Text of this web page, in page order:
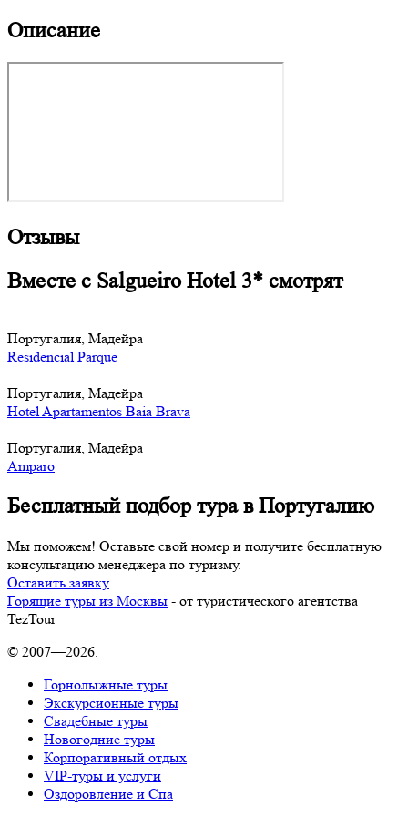
Описание
Отзывы
Вместе с Salgueiro Hotel 3* смотрят
Португалия, Мадейра
Residencial Parque
Португалия, Мадейра
Hotel Apartamentos Baia Brava
Португалия, Мадейра
Amparo
Бесплатный подбор тура в Португалию
Мы поможем! Оставьте свой номер и получите бесплатную
консультацию менеджера по туризму.
Оставить заявку
Горящие туры из Москвы - от туристического агентства
TezTour
© 2007—2026.
Горнолыжные туры
Экскурсионные туры
Свадебные туры
Новогодние туры
Корпоративный отдых
VIP-туры и услуги
Оздоровление и Спа